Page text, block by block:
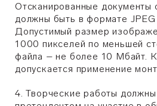
Отсканированные документы
должны быть в формате JPEG
Допустимый размер
1000 пикселей по меньшей
файла – не более 10 Мбайт.
допускается применение
4. Творческие работы